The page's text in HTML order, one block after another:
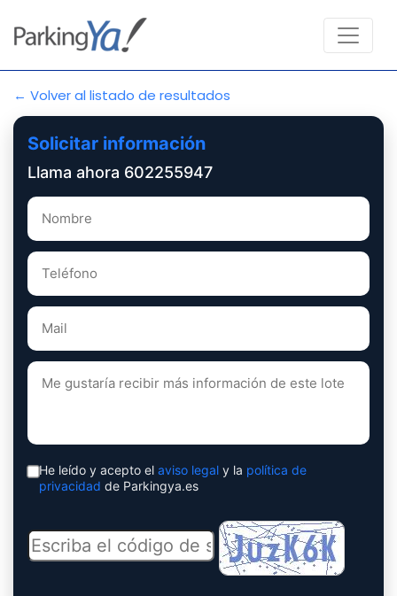
← Volver al listado de resultados
Solicitar información
Llama ahora 602255947
He leído y acepto el aviso legal y la política de
privacidad de Parkingya.es